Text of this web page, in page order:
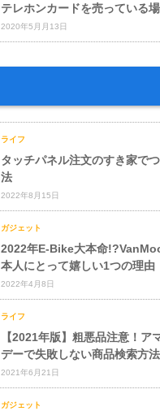
テレホンカードを売っている
2020年5月月13日
ライフ
タッチパネル注文のすき家で
法
2022年8月15日
ガジェット
2022年E-Bike大本命
本人にとって嬉しい1つの理由
2022年4月8日
ライフ
【2021年版】粗悪品注意！ア
デーで失敗しない商品検索方
2021年6月21日
ガジェット